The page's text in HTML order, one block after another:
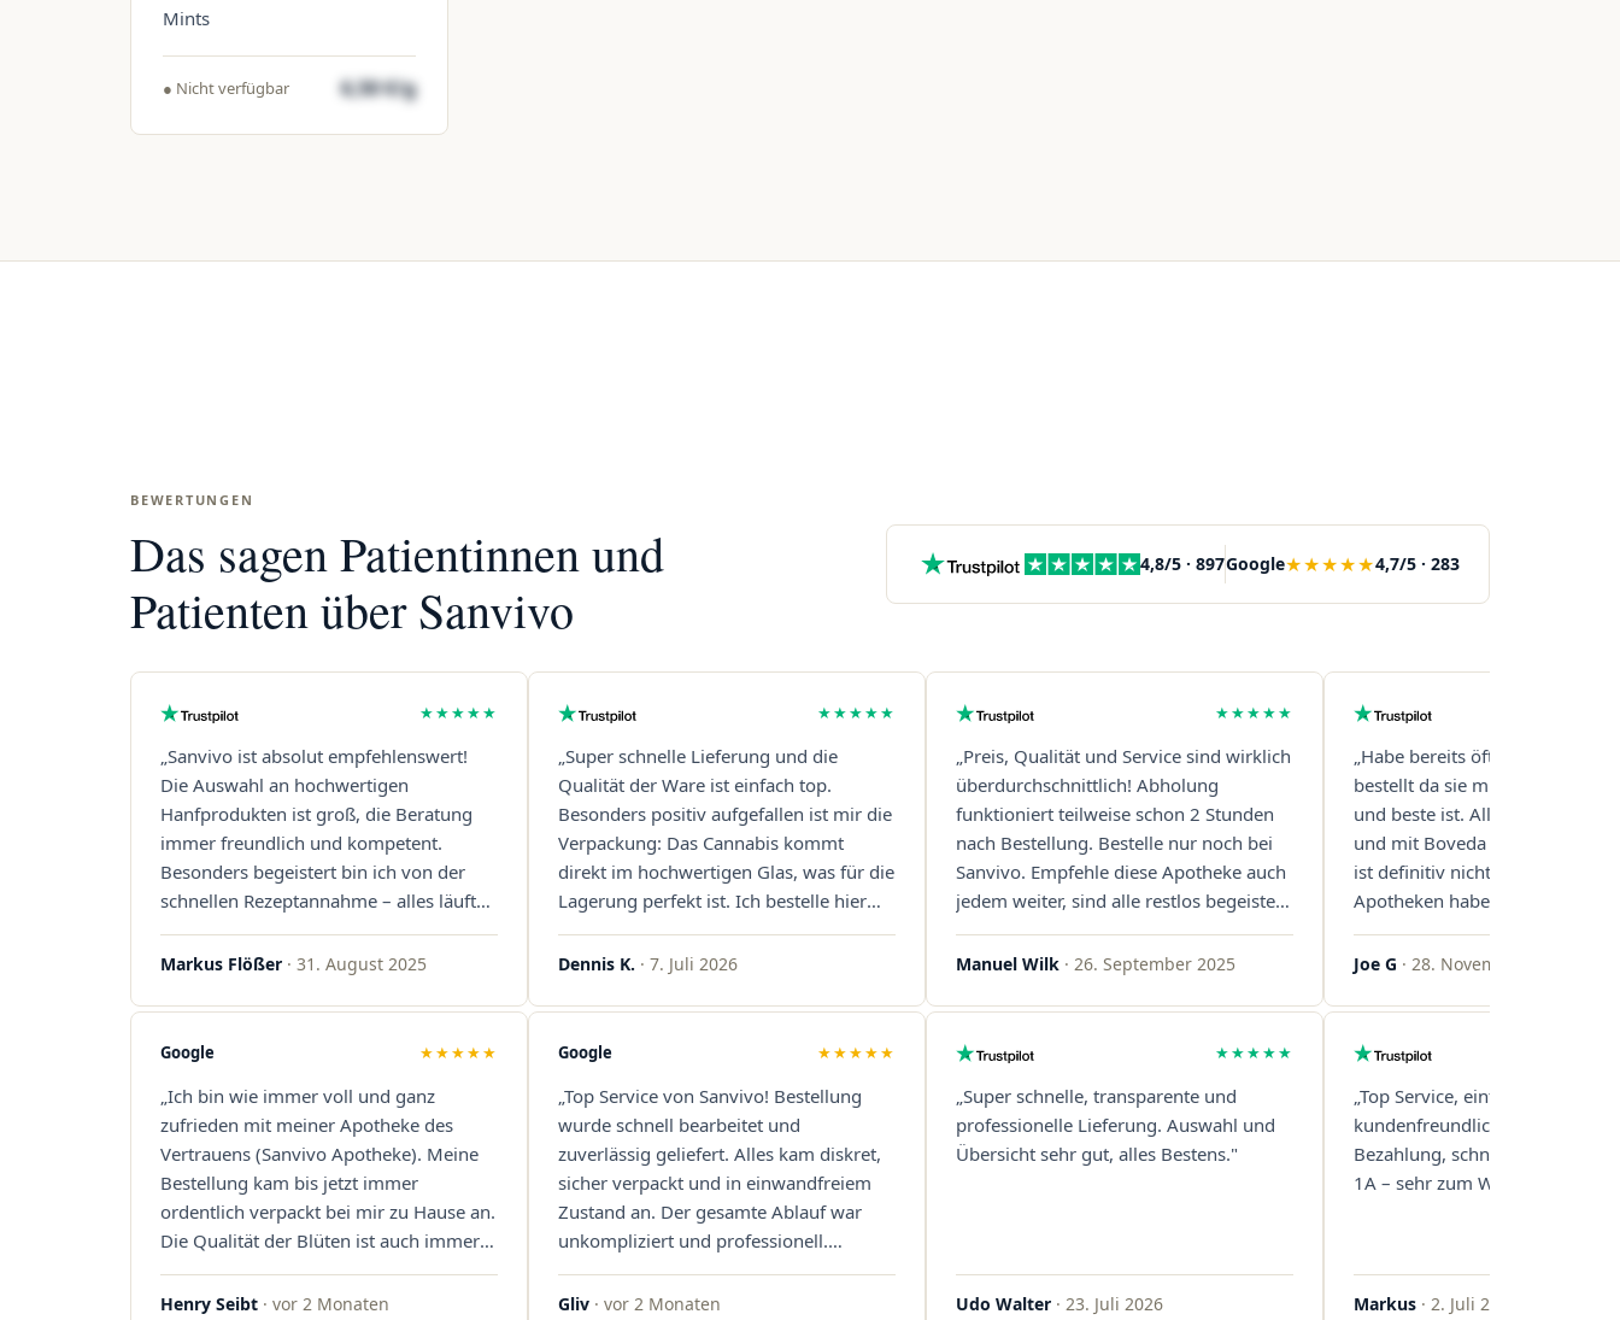
Mints
● Nicht verfügbar 6,50 €/g
BEWERTUNGEN
Das sagen Patientinnen und
Patienten über Sanvivo
4,8/5 · 897Google★★★★★4,7/5 · 283
★★★★★
„Sanvivo ist absolut empfehlenswert!
Die Auswahl an hochwertigen
Hanfprodukten ist groß, die Beratung
immer freundlich und kompetent.
Besonders begeistert bin ich von der
schnellen Rezeptannahme – alles läuft
unkompliziert und reibungslos. Auch die
Lieferungen sind extrem zügig, was mir
dass hier Qualität, Service und
Kundenzufriedenheit an erster Stelle
Sanvivo – ich bin rundum begeistert!"
Markus Flößer · 31. August 2025
★★★★★
„Super schnelle Lieferung und die
Qualität der Ware ist einfach top.
Besonders positiv aufgefallen ist mir die
Verpackung: Das Cannabis kommt
direkt im hochwertigen Glas, was für die
Lagerung perfekt ist. Ich bestelle hier
definitiv wieder!"
Dennis K. · 7. Juli 2026
★★★★★
„Preis, Qualität und Service sind wirklich
überdurchschnittlich! Abholung
funktioniert teilweise schon 2 Stunden
nach Bestellung. Bestelle nur noch bei
Sanvivo. Empfehle diese Apotheke auch
jedem weiter, sind alle restlos begeistert.
Immer wieder gern!"
Manuel Wilk · 26. September 2025
„Habe bereits öfter über diese
bestellt da sie mit Abstand die
und beste ist. Alles ist perfekt
und mit Boveda Pads in jedem
ist definitiv nicht die Norm, bei
Apotheken haben das nur zwei
gemacht. Bleibt so!"
Joe G · 28. November 2025
Google ★★★★★
„Ich bin wie immer voll und ganz
zufrieden mit meiner Apotheke des
Vertrauens (Sanvivo Apotheke). Meine
Bestellung kam bis jetzt immer
ordentlich verpackt bei mir zu Hause an.
Die Qualität der Blüten ist auch immer
auf einem hohen Niveau, die Auswahl
ist groß und die Preise sind fair. Die
Henry Seibt · vor 2 Monaten
Google ★★★★★
„Top Service von Sanvivo! Bestellung
wurde schnell bearbeitet und
zuverlässig geliefert. Alles kam diskret,
sicher verpackt und in einwandfreiem
Zustand an. Der gesamte Ablauf war
unkompliziert und professionell.
Qualität und Kundenzufriedenheit
überzeugen auf ganzer Linie. Gerne
Gliv · vor 2 Monaten
★★★★★
„Super schnelle, transparente und
professionelle Lieferung. Auswahl und
Übersicht sehr gut, alles Bestens."
Udo Walter · 23. Juli 2026
„Top Service, einfache und
kundenfreundliche Abwicklung
Bezahlung, schnelle Lieferung.
1A – sehr zum
Markus · 2. Juli 2026